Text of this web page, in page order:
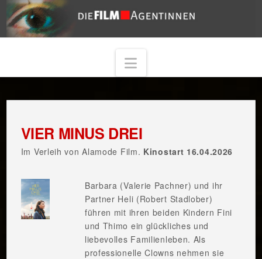
Navigation
VIER MINUS DREI
Im Verleih von Alamode Film. Kinostart 16.04.2026
Barbara (Valerie Pachner) und ihr
Partner Heli (Robert Stadlober)
führen mit ihren beiden Kindern Fini
und Thimo ein glückliches und
liebevolles Familienleben. Als
professionelle Clowns nehmen sie